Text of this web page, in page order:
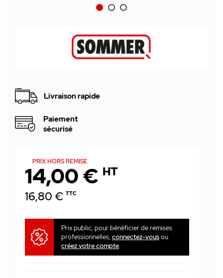
Livraison rapide
Paiement
sécurisé
PRIX HORS REMISE
14,00 € HT
16,80 € TTC
Prix public, pour bénéficier de remises
professionnelles, connectez-vousou
créez votre compte.